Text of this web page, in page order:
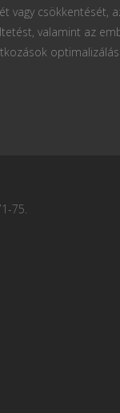
vagy csökkentését,
valamint az
75.